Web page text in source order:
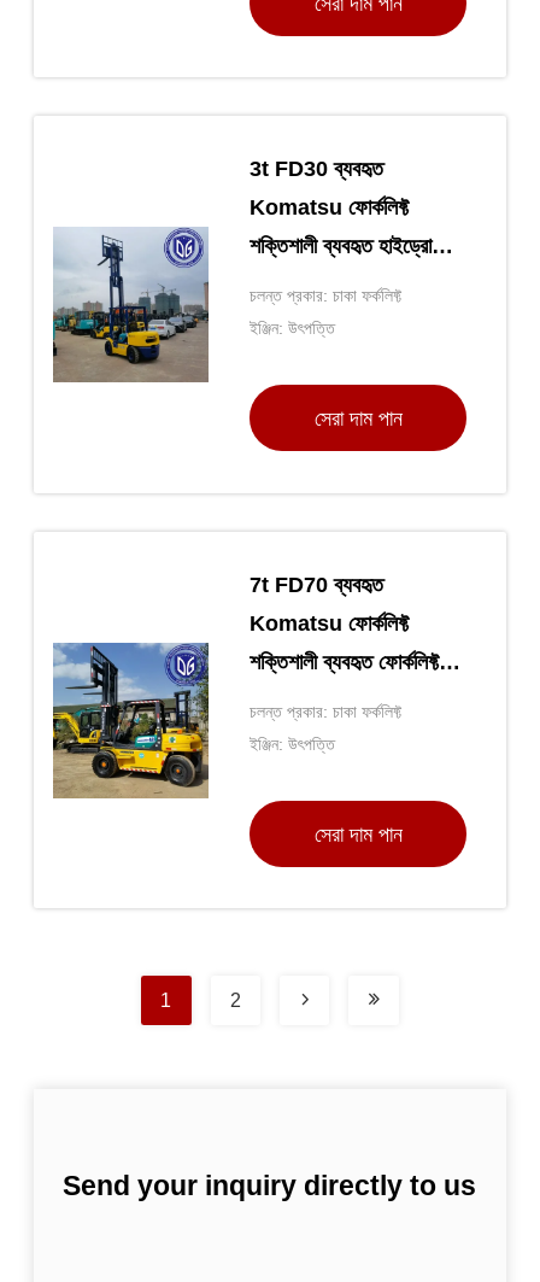
3t FD30 ব্যবহৃত
Komatsu ফোর্কলিফ্ট
শক্তিশালী ব্যবহৃত হাইড্রোলিক
চলন্ত প্রকার: চাকা ফর্কলিফ্ট
ইঞ্জিন: উৎপত্তি
সেরা দাম পান
7t FD70 ব্যবহৃত
Komatsu ফোর্কলিফ্ট
শক্তিশালী ব্যবহৃত ফোর্কলিফ্ট
চলন্ত প্রকার: চাকা ফর্কলিফ্ট
ইঞ্জিন: উৎপত্তি
সেরা দাম পান
1 2
Send your inquiry directly to us